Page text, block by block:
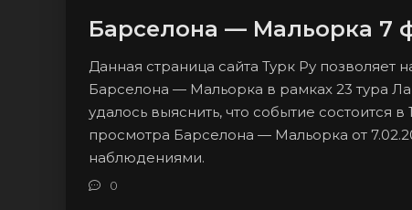
Барселона — Мальорка 7
Данная страница сайта Турк Ру
Барселона — Мальорка в рамках 23 тура
удалось выяснить, что событие состоится
просмотра Барселона — Мальорка от
наблюдениями.
0